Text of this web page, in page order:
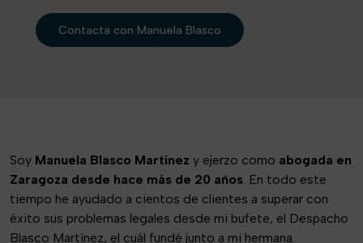
Contacta con Manuela Blasco
Soy Manuela Blasco Martínez y ejerzo como abogada en
Zaragoza desde hace más de 20 años. En todo este
tiempo he ayudado a cientos de clientes a superar con
éxito sus problemas legales desde mi bufete, el Despacho
Blasco Martínez, el cuál fundé junto a mi hermana.